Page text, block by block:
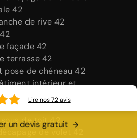
42
de rive 42
façade 42
terrasse 42
pose de chéneau 42
intérieur et
de façade 42
de toit 42
de volet 42
un devis gratuit
Lire nos72avis